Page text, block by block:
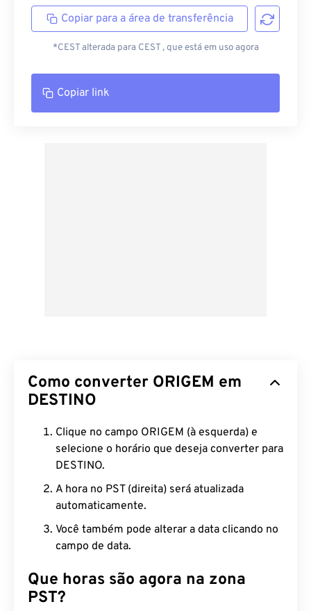
Copiar para a área de transferência
*CEST alterada para CEST , que está em uso agora
Copiar link
Como converter ORIGEM em
DESTINO
Clique no campo ORIGEM (à esquerda) e
selecione o horário que deseja converter para
DESTINO.
A hora no PST (direita) será atualizada
automaticamente.
Você também pode alterar a data clicando no
campo de data.
Que horas são agora na zona
PST?